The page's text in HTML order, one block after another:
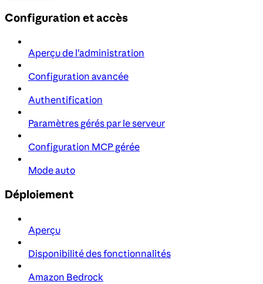
Configuration et accès
Aperçu de l'administration
Configuration avancée
Authentification
Paramètres gérés par le serveur
Configuration MCP gérée
Mode auto
Déploiement
Aperçu
Disponibilité des fonctionnalités
Amazon Bedrock